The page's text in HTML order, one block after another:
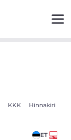
KKK Hinnakiri
ET